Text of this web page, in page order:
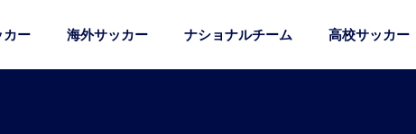
カー 海外サッカー ナショナルチーム 高校サッカー